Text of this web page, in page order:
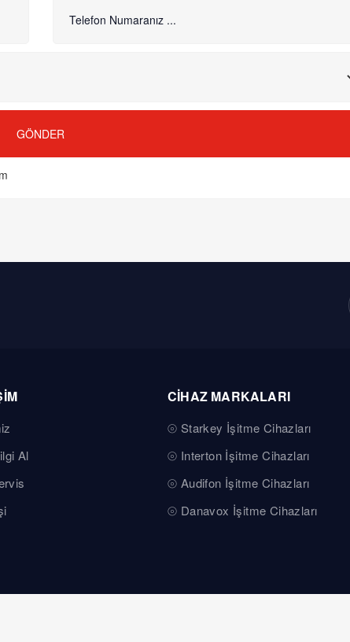
GÖNDER
Al
CİHAZ MARKALARI
Starkey İşitme Cihazları
Interton İşitme Cihazları
Audifon İşitme Cihazları
Danavox İşitme Cihazları